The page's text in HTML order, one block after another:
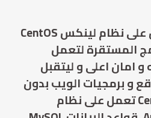
جميع سرفراتنا تعمل على نظام لينكس CentOS
المستقرة لتعمل
و امان اعلى و ليتقبل
و برمجيات الويب بدون
اخطاء. سرفرات CentOS تعمل على نظام